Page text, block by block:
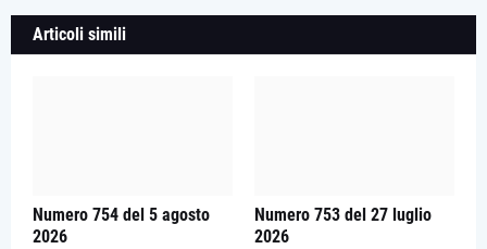
Articoli simili
Numero 754 del 5 agosto
2026
Numero 753 del 27 luglio
2026